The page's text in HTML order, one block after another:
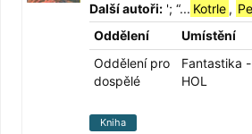
Další autoři: '; “... Kotrle ,
Oddělení
Umístění
Oddělení pro
dospělé
Fantastika -
HOL
Kniha